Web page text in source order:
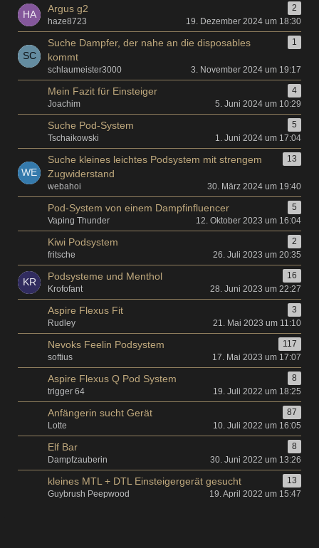
Argus g2
2
haze8723
19. Dezember 2024 um 18:30
Suche Dampfer, der nahe an die disposables
kommt
1
schlaumeister3000 3. November 2024 um 19:17
Mein Fazit für Einsteiger
4
Joachim
5. Juni 2024 um 10:29
Suche Pod-System
5
Tschaikowski
1. Juni 2024 um 17:04
Suche kleines leichtes Podsystem mit strengem
Zugwiderstand
13
webahoi 30. März 2024 um 19:40
Pod-System von einem Dampfinfluencer
5
Vaping Thunder
12. Oktober 2023 um 16:04
Kiwi Podsystem
2
fritsche
26. Juli 2023 um 20:35
Podsysteme und Menthol
16
Krofofant
28. Juni 2023 um 22:27
Aspire Flexus Fit
3
Rudley
21. Mai 2023 um 11:10
Nevoks Feelin Podsystem
117
softius
17. Mai 2023 um 17:07
Aspire Flexus Q Pod System
8
trigger 64
19. Juli 2022 um 18:25
Anfängerin sucht Gerät
87
Lotte
10. Juli 2022 um 16:05
Elf Bar
8
Dampfzauberin
30. Juni 2022 um 13:26
kleines MTL + DTL Einsteigergerät gesucht
13
Guybrush Peepwood
19. April 2022 um 15:47